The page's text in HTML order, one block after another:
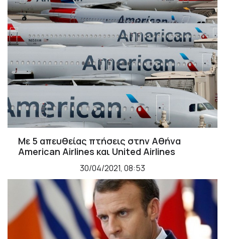
Με 5 απευθείας πτήσεις στην Αθήνα
American Airlines και United Airlines
30/04/2021, 08:53